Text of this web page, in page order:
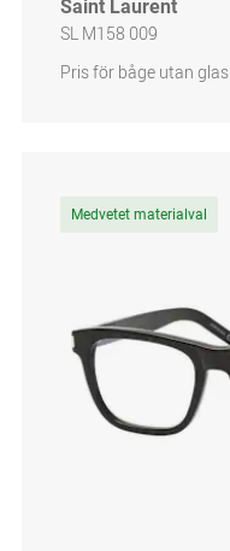
Saint Laurent
SL M158 009
Pris för båge utan glas
Medvetet materialval